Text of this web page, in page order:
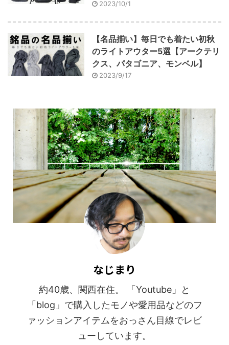
2023/10/1
【名品揃い】毎日でも着たい初秋
のライトアウター5選【アークテリ
クス、パタゴニア、モンベル】
2023/9/17
なじまり
約40歳、関西在住。 「Youtube」と
「blog」で購入したモノや愛用品などのフ
ァッションアイテムをおっさん目線でレビ
ューしています。